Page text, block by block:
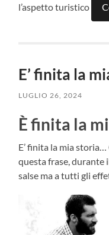
l’aspetto turistico
E’ finita la
LUGLIO 26, 2024
È finita la
E’ finita la mia
questa frase, durante
salse ma a tutti gli